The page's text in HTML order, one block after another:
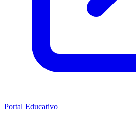
Portal Educativo